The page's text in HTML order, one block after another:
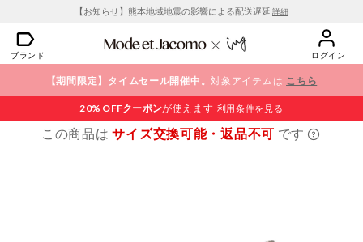
【お知らせ】熊本地域地震の影響による配送遅延 詳細
ブランド ログイン
【期間限定】タイムセール開催中。対象アイテムは こちら
20% OFFクーポンが使えます 利用条件を見る
この商品はサイズ交換可能・返品不可 です